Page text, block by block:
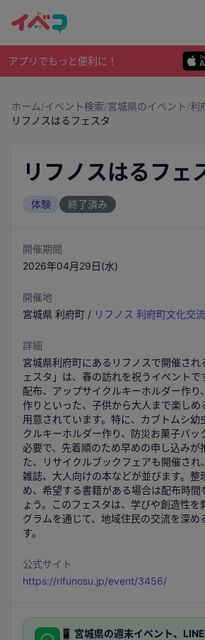
アプリでもっと便利に！
ホーム/イベント検索/宮城県のイベント/利
リフノスはるフェスタ
リフノスはるフェ
体験 終了済み
開催期間
2026年04月29日(水)
開催地
宮城県 利府町 / リフノス 利府町文化交
詳細
宮城県利府町にあるリフノスで開催され
ェスタ」は、春の訪れを祝うイベントで
配布、アップサイクルキーホルダー作り
作りといった、子供から大人まで楽しめ
用意されています。特に、カブトムシ幼
クルキーホルダー作り、防災お菓子バッ
必要で、先着順のため早めの申し込みが
た、リサイクルブックフェアも開催され
雑誌、大人向けの本などが並びます。整
め、希望する書籍がある場合は配布時間
ょう。このフェスタは、学びや創造性を
グラムを通じて、地域住民の交流を深め
す。
公式サイト
https://rifunosu.jp/event/3456/
📱 宮城県の週末イベント、